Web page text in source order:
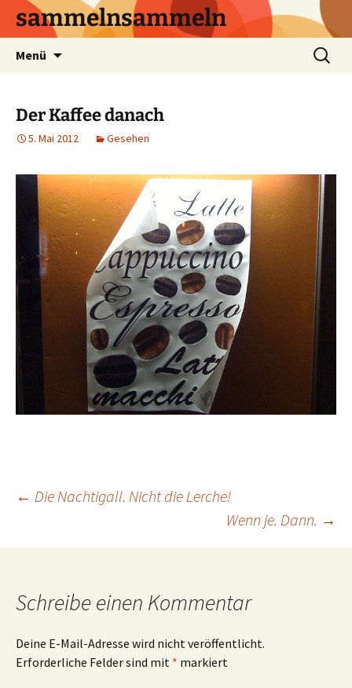
sammelnsammeln
Menü
Suchen
nach:
Der Kaffee danach
5. Mai 2012 Gesehen
Beitrags-
Navigation
← Die Nachtigall. Nicht die Lerche!
Wenn je. Dann. →
Schreibe einen Kommentar
Deine E-Mail-Adresse wird nicht veröffentlicht.
Erforderliche Felder sind mit * markiert